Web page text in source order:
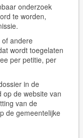
onderzoek
te worden,
of andere
wordt toegelaten
per petitie, per
in de
op de website van
van de
de gemeentelijke